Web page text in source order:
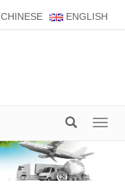
CHINESE ENGLISH
菜